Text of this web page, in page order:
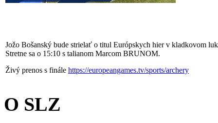
Jožo Bošanský bude strielať o titul Európskych hier v kladkovom
Stretne sa o 15:10 s talianom Marcom BRUNOM.
Živý prenos s finále https://europeangames.tv/sports/archery
O SLZ